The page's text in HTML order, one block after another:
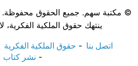
© مكتبة سهم. جميع الحقوق
ينتهك حقوق الملكية الفكرية،
اتصل بنا حقوق الملكية الفكرية
نشر كتاب